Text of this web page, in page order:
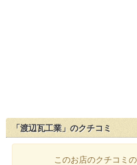
「渡辺瓦工業」のクチコミ
このお店のクチコミ